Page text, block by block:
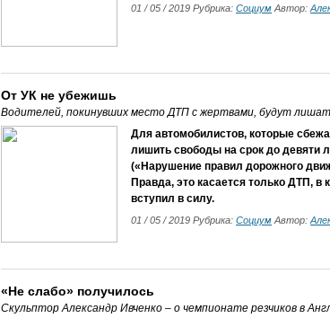
01 / 05 / 2019 Рубрика: Социум Автор:
От УК не убежишь
Водителей, покинувших место ДТП с жертвами, будут
Для автомобилистов, которые
лишить свободы на срок до девяти
(«Нарушение правил дорожного
Правда, это касается только ДТП,
вступил в силу.
01 / 05 / 2019 Рубрика: Социум Автор:
«Не слабо» получилось
Скульптор Александр Ивченко – о чемпионате резчиков в